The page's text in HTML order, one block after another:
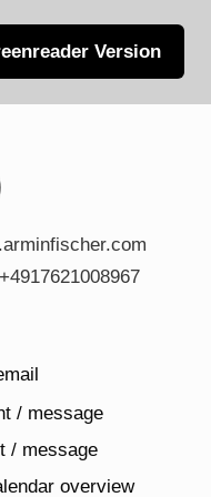
Version